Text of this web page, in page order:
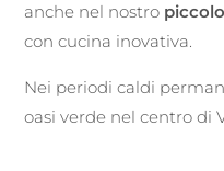
anche nel nostro
con cucina inovativa.
Nei periodi caldi
oasi verde nel centro di